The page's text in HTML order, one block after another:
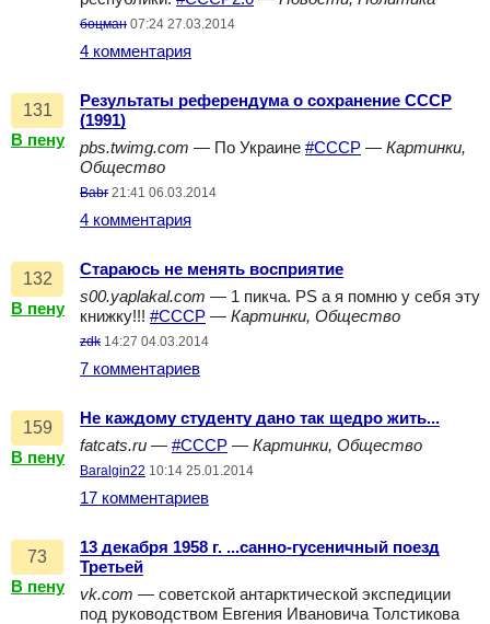
боцман 07:24 27.03.2014
4 комментария
131
В пену
Результаты референдума о сохранение СССР
(1991)
pbs.twimg.com — По Украине #СССР — Картинки,
Общество
Babr 21:41 06.03.2014
4 комментария
132
В пену
Стараюсь не менять восприятие
s00.yaplakal.com — 1 пикча. PS а я помню у себя эту
книжку!!! #СССР — Картинки, Общество
zdk 14:27 04.03.2014
7 комментариев
159
В пену
Не каждому студенту дано так щедро жить...
fatcats.ru — #СССР — Картинки, Общество
Baralgin22 10:14 25.01.2014
17 комментариев
73
В пену
13 декабря 1958 г. ...санно-гусеничный поезд
Третьей
vk.com — советской антарктической экспедиции
под руководством Евгения Ивановича Толстикова